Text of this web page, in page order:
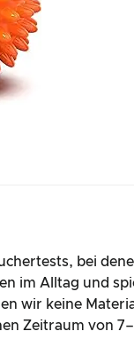
bei
im Alltag und
wir keine
Zeitraum von